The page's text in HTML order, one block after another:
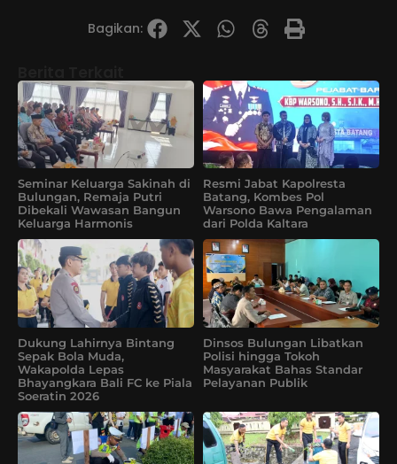
Bagikan:
Seminar Keluarga Sakinah di
Bulungan, Remaja Putri
Dibekali Wawasan Bangun
Keluarga Harmonis
Resmi Jabat Kapolresta
Batang, Kombes Pol
Warsono Bawa Pengalaman
dari Polda Kaltara
Dukung Lahirnya Bintang
Sepak Bola Muda,
Wakapolda Lepas
Bhayangkara Bali FC ke Piala
Soeratin 2026
Dinsos Bulungan Libatkan
Polisi hingga Tokoh
Masyarakat Bahas Standar
Pelayanan Publik